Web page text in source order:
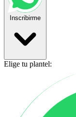
Inscribirme
Elige tu plantel: